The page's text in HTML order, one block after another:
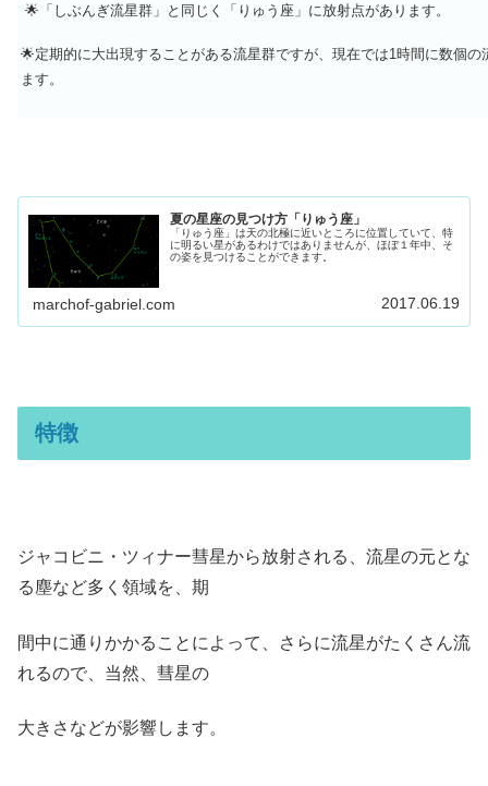
🌟「しぶんぎ流星群」と同じく「りゅう座」に放射点があります。
🌟定期的に大出現することがある流星群ですが、現在では1時間に数個
ます。
夏の星座の見つけ方「りゅう座」
「りゅう座」は天の北極に近いところに位置していて、特
に明るい星があるわけではありませんが、ほぼ１年中、そ
の姿を見つけることができます。
marchof-gabriel.com 2017.06.19
特徴
ジャコビニ・ツィナー彗星から放射される、流星の元とな
る塵など多く領域を、期
間中に通りかかることによって、さらに流星がたくさん流
れるので、当然、彗星の
大きさなどが影響します。